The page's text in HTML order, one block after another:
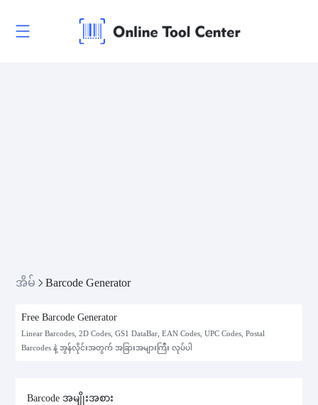
အိမ် Barcode Generator
Free Barcode Generator
Linear Barcodes, 2D Codes, GS1 DataBar, EAN Codes, UPC Codes, Postal
Barcodes နဲ့ အွန်လိုင်းအတွက် အခြားအများကြီး လုပ်ပါ
Barcode အမျိုးအစား